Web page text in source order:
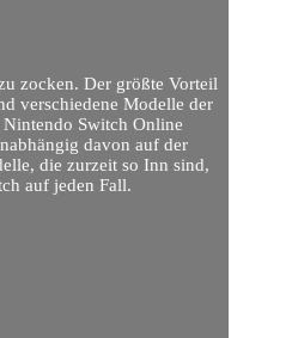
zocken. Der größte Vorteil
verschiedene Modelle der
Switch Online
davon auf der
die zurzeit so Inn sind,
auf jeden Fall.